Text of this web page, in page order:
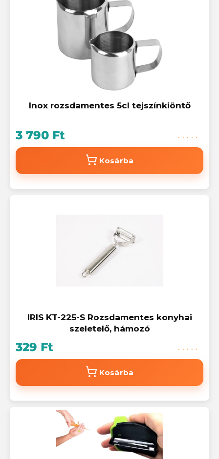
Inox rozsdamentes 5cl tejszínkiöntő
3 790 Ft
Kosárba
IRIS KT-225-S Rozsdamentes konyhai
szeletelő, hámozó
329 Ft
Kosárba